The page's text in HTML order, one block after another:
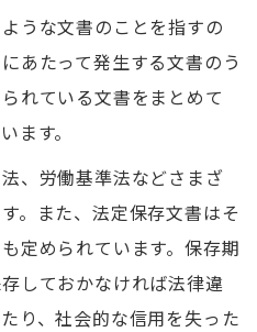
うな文書のことを指すの
あたって発生する文書のう
れている文書をまとめて
ます。
、労働基準法などさまざ
。また、法定保存文書はそ
定められています。保存期
しておかなければ法律違
り、社会的な信用を失った